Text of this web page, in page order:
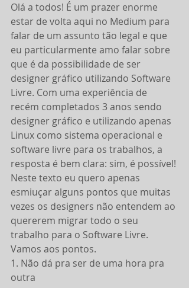
Olá a todos! É um prazer enorme
estar de volta aqui no Medium para
falar de um assunto tão legal e que
eu particularmente amo falar sobre
que é da possibilidade de ser
designer gráfico utilizando Software
Livre. Com uma experiência de
recém completados 3 anos sendo
designer gráfico e utilizando apenas
Linux como sistema operacional e
software livre para os trabalhos, a
resposta é bem clara: sim, é possível!
Neste texto eu quero apenas
esmiuçar alguns pontos que muitas
vezes os designers não entendem ao
quererem migrar todo o seu
trabalho para o Software Livre.
Vamos aos pontos.
1. Não dá pra ser de uma hora pra
outra